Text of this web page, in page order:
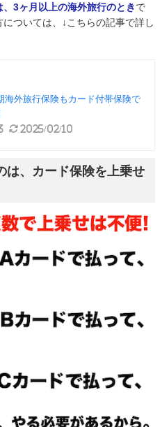
3ヶ月以上の海外旅行のときで
ついては、↓こちらの記事で詳し
海外旅行保険もカード付帯保険で
2025/02/10
は、カード保険を上乗せ